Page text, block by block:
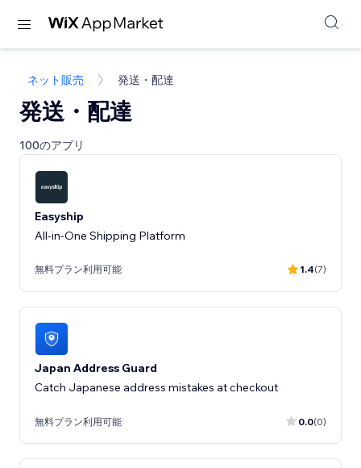
ネット販売 発送・配達
発送・配達
100のアプリ
Easyship
All-in-One Shipping Platform
無料プラン利用可能 1.4(7)
Japan Address Guard
Catch Japanese address mistakes at checkout
無料プラン利用可能 0.0(0)